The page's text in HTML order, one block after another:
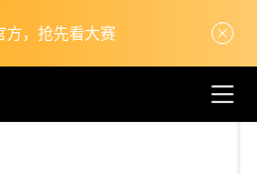
方，抢先看大赛